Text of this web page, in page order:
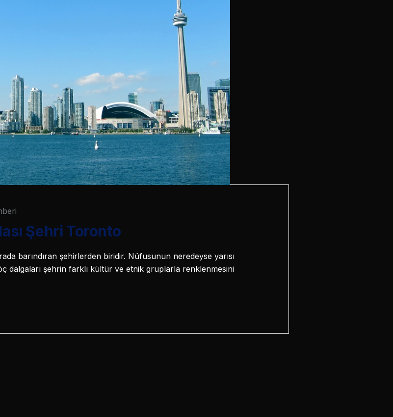
Şehri Toronto
barındıran şehirlerden biridir. Nüfusunun neredeyse yarısı
dalgaları şehrin farklı kültür ve etnik gruplarla renklenmesini